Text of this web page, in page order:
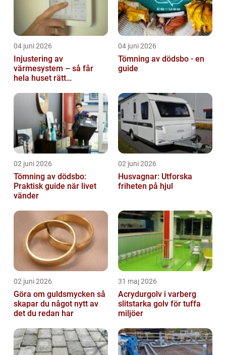
04 juni 2026
Injustering av
värmesystem – så får
hela huset rätt
04 juni 2026
Tömning av dödsbo - en
guide
02 juni 2026
Tömning av dödsbo:
Praktisk guide när livet
vänder
02 juni 2026
Husvagnar: Utforska
friheten på hjul
02 juni 2026
Göra om guldsmycken så
skapar du något nytt av
det du redan har
31 maj 2026
Acrydurgolv i varberg
slitstarka golv för tuffa
miljöer